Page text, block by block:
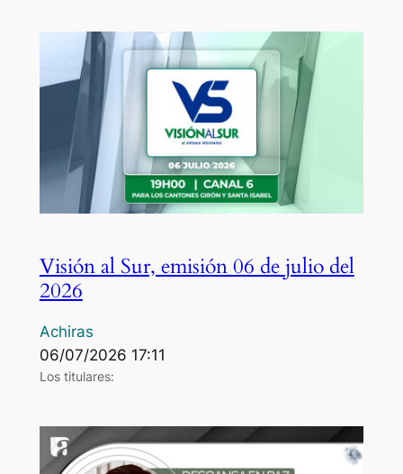
Visión al Sur, emisión 06 de julio del
2026
Achiras
06/07/2026 17:11
Los titulares: